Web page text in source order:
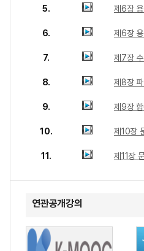
5. 제6장
6. 제6장
7. 제7장
8. 제8장
9. 제9장
10. 제10장
11. 제11장
연관공개강의